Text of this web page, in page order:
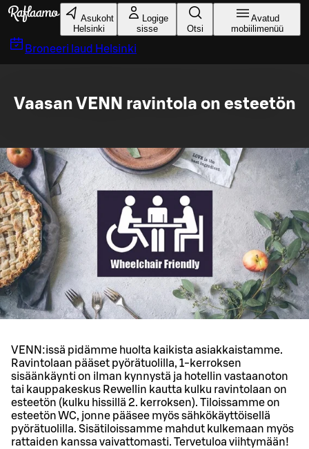
Liigu peamise sisu juurde
Asukoht
Helsinki
Logige
sisse
Otsi
Avatud
mobiilimenüü
Broneeri laud Helsinki
Vaasan VENN ravintola on esteetön
VENN:issä pidämme huolta kaikista asiakkaistamme.
Ravintolaan pääset pyörätuolilla, 1-kerroksen
sisäänkäynti on ilman kynnystä ja hotellin vastaanoton
tai kauppakeskus Rewellin kautta kulku ravintolaan on
esteetön (kulku hissillä 2. kerroksen). Tiloissamme on
esteetön WC, jonne pääsee myös sähkökäyttöisellä
pyörätuolilla. Sisätiloissamme mahdut kulkemaan myös
rattaiden kanssa vaivattomasti. Tervetuloa viihtymään!